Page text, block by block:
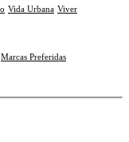
Vida Urbana Viver
Marcas Preferidas